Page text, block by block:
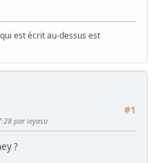
est écrit au-dessus est
#1
par ieyasu
?